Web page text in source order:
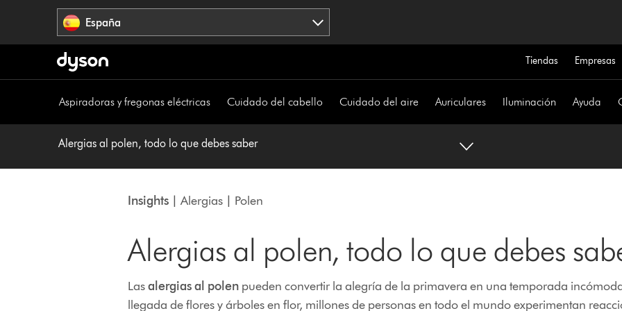
España
Tiendas Empresas
Aspiradoras y fregonas eléctricas Cuidado del cabello Cuidado del aire Auriculares Iluminación Ayuda
Alergias al polen, todo lo que debes saber
Insights| Alergias | Polen
Alergias al polen, todo lo que debes
Lasalergias al polenpueden convertir la alegría de la primavera en una temporada
llegada de flores y árboles en flor, millones de personas en todo el mundo experimentan